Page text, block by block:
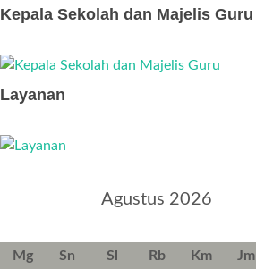
Kepala Sekolah dan Majelis Guru
Layanan
Agustus 2026
Mg Sn Sl Rb Km Jm